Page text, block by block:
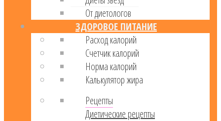
От диетологов
ЗДОРОВОЕ ПИТАНИЕ
Расход калорий
Cчетчик калорий
Норма калорий
Калькулятор жира
Рецепты
Диетические рецепты